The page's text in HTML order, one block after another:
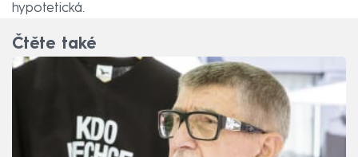
hypotetická.
Čtěte také